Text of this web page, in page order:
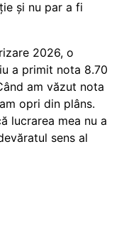
și nu par a fi
2026, o
a primit nota 8.70
am văzut nota
opri din plâns.
lucrarea mea nu a
sens al